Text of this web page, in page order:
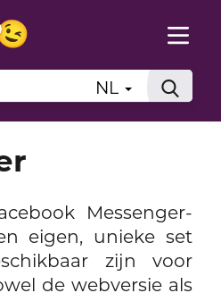
NL
Messenger-
eigen, unieke set
zijn voor
de webversie als